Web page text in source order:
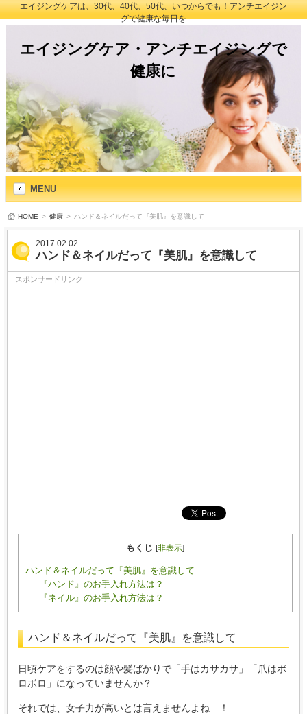
エイジングケアは、30代、40代、50代、いつからでも！アンチエイジン
グで健康な毎日を
エイジングケア・アンチエイジングで
健康に
MENU
HOME > 健康 > ハンド＆ネイルだって『美肌』を意識して
2017.02.02
ハンド＆ネイルだって『美肌』を意識して
スポンサードリンク
もくじ [非表示]
ハンド＆ネイルだって『美肌』を意識して
『ハンド』のお手入れ方法は？
『ネイル』のお手入れ方法は？
ハンド＆ネイルだって『美肌』を意識して
日頃ケアをするのは顔や髪ばかりで「手はカサカサ」「爪はボ
ロボロ」になっていませんか？
それでは、女子力が高いとは言えませんよね…！